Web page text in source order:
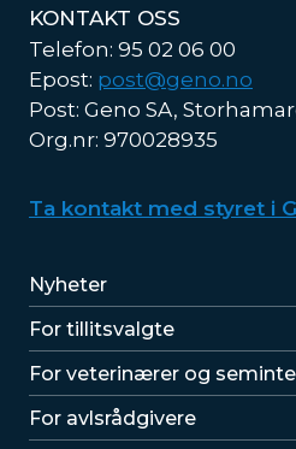
KONTAKT OSS
Telefon: 95 02 06 00
Epost: post@geno.no
Post: Geno SA,
Org.nr: 970028935
Ta kontakt med styret i
Lenker
Nyheter
For tillitsvalgte
For veterinærer og
For avlsrådgivere